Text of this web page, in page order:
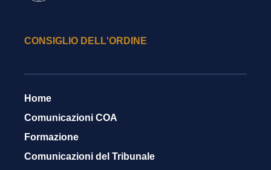
CONSIGLIO DELL'ORDINE
Home
Comunicazioni COA
Formazione
Comunicazioni del Tribunale